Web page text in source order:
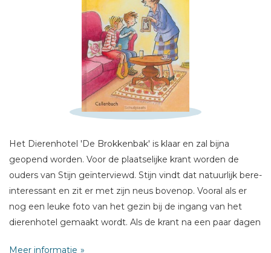
Het Dierenhotel 'De Brokkenbak' is klaar en zal bijna
geopend worden. Voor de plaatselijke krant worden de
ouders van Stijn geïnterviewd. Stijn vindt dat natuurlijk bere-
interessant en zit er met zijn neus bovenop. Vooral als er
nog een leuke foto van het gezin bij de ingang van het
dierenhotel gemaakt wordt. Als de krant na een paar dagen
Meer informatie
Schrijf hieronder je review!
Naam *
E-mail *
Titel *
Bericht *